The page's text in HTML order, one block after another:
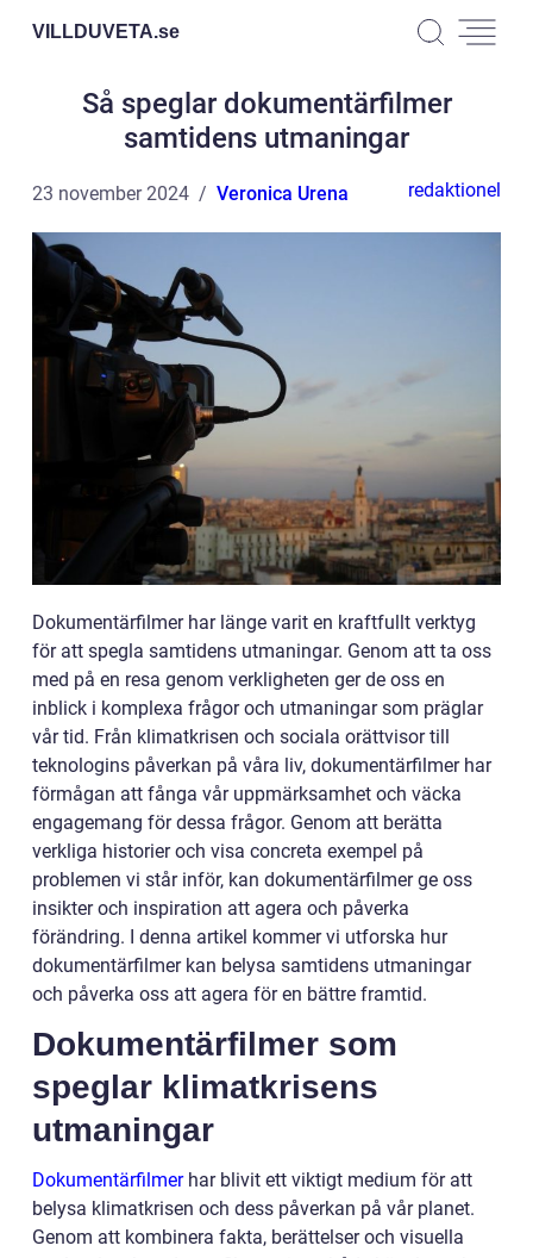
VILLDUVETA.se
Så speglar dokumentärfilmer
samtidens utmaningar
23 november 2024 Veronica Urena redaktionel
Dokumentärfilmer har länge varit en kraftfullt verktyg
för att spegla samtidens utmaningar. Genom att ta oss
med på en resa genom verkligheten ger de oss en
inblick i komplexa frågor och utmaningar som präglar
vår tid. Från klimatkrisen och sociala orättvisor till
teknologins påverkan på våra liv, dokumentärfilmer har
förmågan att fånga vår uppmärksamhet och väcka
engagemang för dessa frågor. Genom att berätta
verkliga historier och visa concreta exempel på
problemen vi står inför, kan dokumentärfilmer ge oss
insikter och inspiration att agera och påverka
förändring. I denna artikel kommer vi utforska hur
dokumentärfilmer kan belysa samtidens utmaningar
och påverka oss att agera för en bättre framtid.
Dokumentärfilmer som
speglar klimatkrisens
utmaningar
Dokumentärfilmerhar blivit ett viktigt medium för att
belysa klimatkrisen och dess påverkan på vår planet.
Genom att kombinera fakta, berättelser och visuella